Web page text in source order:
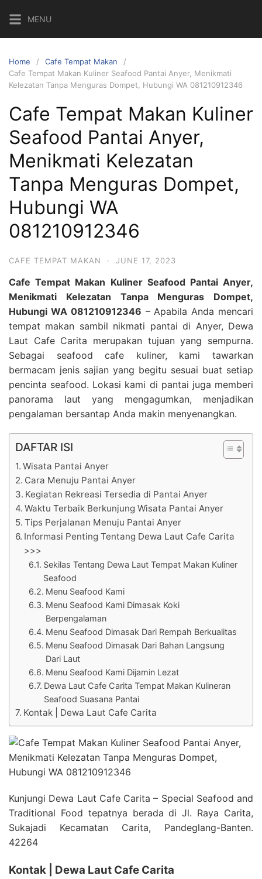
content
MENU
Home
Cafe Tempat Makan
Cafe Tempat Makan Kuliner Seafood Pantai Anyer, Menikmati
Kelezatan Tanpa Menguras Dompet, Hubungi WA 081210912346
Cafe Tempat Makan Kuliner
Seafood Pantai Anyer,
Menikmati Kelezatan
Tanpa Menguras Dompet,
Hubungi WA
081210912346
CAFE TEMPAT MAKAN · JUNE 17, 2023
Cafe Tempat Makan Kuliner Seafood Pantai Anyer,
Menikmati Kelezatan Tanpa Menguras Dompet,
Hubungi WA 081210912346 – Apabila Anda mencari
tempat makan sambil nikmati pantai di Anyer, Dewa
Laut Cafe Carita merupakan tujuan yang sempurna.
Sebagai seafood cafe kuliner, kami tawarkan
bermacam jenis sajian yang begitu sesuai buat setiap
pencinta seafood. Lokasi kami di pantai juga memberi
panorama laut yang mengagumkan, menjadikan
pengalaman bersantap Anda makin menyenangkan.
DAFTAR ISI
Wisata Pantai Anyer
Cara Menuju Pantai Anyer
Kegiatan Rekreasi Tersedia di Pantai Anyer
Waktu Terbaik Berkunjung Wisata Pantai Anyer
Tips Perjalanan Menuju Pantai Anyer
Informasi Penting Tentang Dewa Laut Cafe Carita
>>>
Sekilas Tentang Dewa Laut Tempat Makan Kuliner
Seafood
Menu Seafood Kami
Menu Seafood Kami Dimasak Koki
Berpengalaman
Menu Seafood Dimasak Dari Rempah Berkualitas
Menu Seafood Dimasak Dari Bahan Langsung
Dari Laut
Menu Seafood Kami Dijamin Lezat
Dewa Laut Cafe Carita Tempat Makan Kulineran
Seafood Suasana Pantai
Kontak | Dewa Laut Cafe Carita
Kunjungi Dewa Laut Cafe Carita – Special Seafood and
Traditional Food tepatnya berada di Jl. Raya Carita,
Sukajadi Kecamatan Carita, Pandeglang-Banten.
42264
Kontak | Dewa Laut Cafe Carita